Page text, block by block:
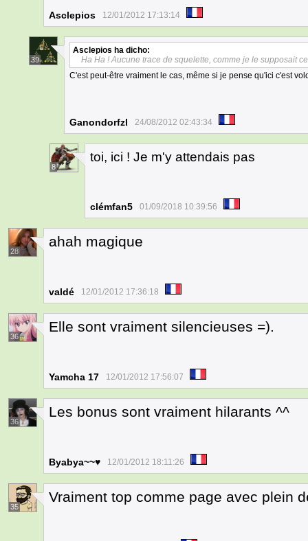
Asclepios 12/01/2012 17:13:14
39
Asclepios ha dicho:
Ha Ha ! Aucune trace de squelette, comme je le supposait
C'est peut-être vraiment le cas, même si je pense qu'ici c'est
Ganondorfzl 24/08/2012 02:43:34
8
toi, ici ! Je m'y attendais pas
clémfan5 01/09/2018 10:39:56
28
ahah magique
valdé 12/01/2012 17:36:18
36
Elle sont vraiment silencieuses =).
Yamcha 17 12/01/2012 17:56:07
36
Les bonus sont vraiment hilarants ^^
Byabya~~♥ 12/01/2012 18:11:26
35
Vraiment top comme page avec plein